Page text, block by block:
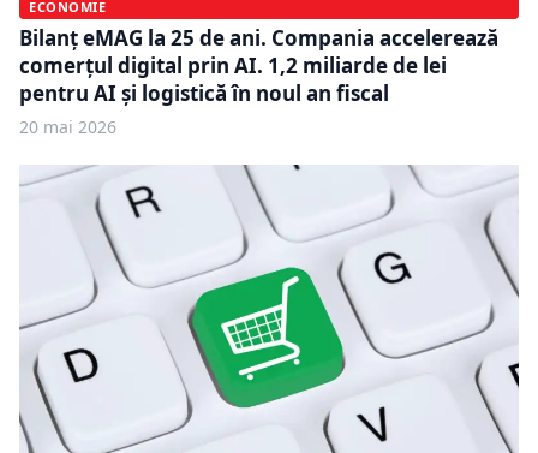
ECONOMIE
Bilanț eMAG la 25 de ani. Compania accelerează
comerțul digital prin AI. 1,2 miliarde de lei
pentru AI și logistică în noul an fiscal
20 mai 2026